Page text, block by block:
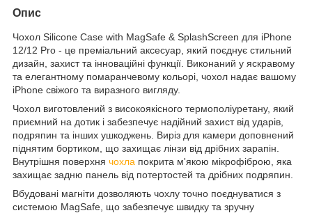
Опис
Чохол Silicone Case with MagSafe & SplashScreen для iPhone
12/12 Pro - це преміальний аксесуар, який поєднує стильний
дизайн, захист та інноваційні функції. Виконаний у яскравому
та елегантному помаранчевому кольорі, чохол надає вашому
iPhone свіжого та виразного вигляду.
Чохол виготовлений з високоякісного термополіуретану, який
приємний на дотик і забезпечує надійний захист від ударів,
подряпин та інших ушкоджень. Виріз для камери доповнений
піднятим бортиком, що захищає лінзи від дрібних зарапін.
Внутрішня поверхня чохла покрита м'якою мікрофіброю, яка
захищає задню панель від потертостей та дрібних подряпин.
Вбудовані магніти дозволяють чохлу точно поєднуватися з
системою MagSafe, що забезпечує швидку та зручну